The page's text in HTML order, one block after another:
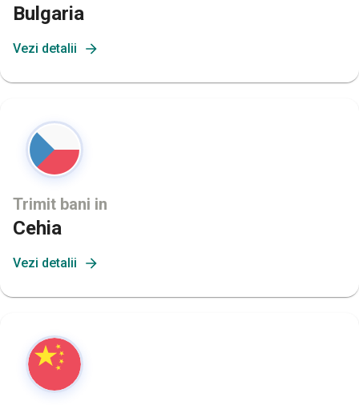
Bulgaria
Vezi detalii
Trimit bani in
Cehia
Vezi detalii